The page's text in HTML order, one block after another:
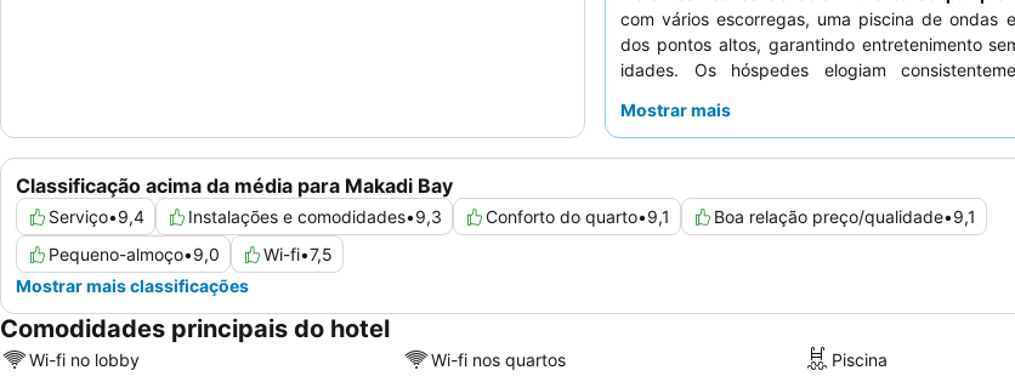
com vários escorregas, uma piscina de ondas
dos pontos altos, garantindo entretenimento
idades. Os hóspedes elogiam
diversas opções de comida de alta
principal para desfrutar de um ambiente mais
Mostrar mais
Classificação acima da média para Makadi Bay
Serviço•9,4 Instalações e comodidades•9,3 Conforto do quarto•9,1 Boa relação preço/qualidade•9,1
Pequeno-almoço•9,0 Wi-fi•7,5
Mostrar mais classificações
Comodidades principais do hotel
Wi-fi no lobby Wi-fi nos quartos Piscina